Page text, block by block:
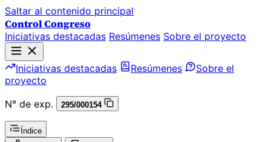
Saltar al contenido principal
Control Congreso
Iniciativas destacadas Resúmenes Sobre el proyecto
Iniciativas destacadas Resúmenes
Sobre el
proyecto
N° de exp.
295/000154
Índice